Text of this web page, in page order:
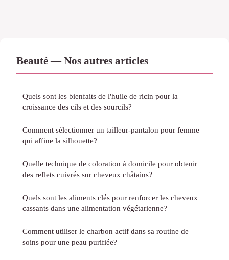
Beauté — Nos autres articles
Quels sont les bienfaits de l'huile de ricin pour la
croissance des cils et des sourcils?
Comment sélectionner un tailleur-pantalon pour femme
qui affine la silhouette?
Quelle technique de coloration à domicile pour obtenir
des reflets cuivrés sur cheveux châtains?
Quels sont les aliments clés pour renforcer les cheveux
cassants dans une alimentation végétarienne?
Comment utiliser le charbon actif dans sa routine de
soins pour une peau purifiée?